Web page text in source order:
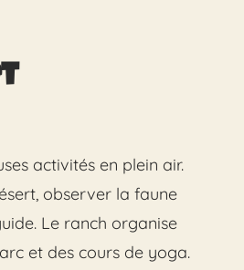
activités en plein air.
observer la faune
Le ranch organise
et des cours de yoga.